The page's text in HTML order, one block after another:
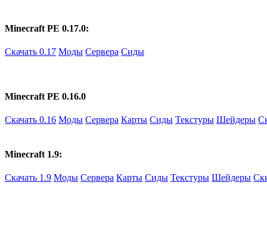
Minecraft PE 0.17.0:
Скачать 0.17 Моды Сервера Сиды
Minecraft PE 0.16.0
Скачать 0.16 Моды Сервера Карты Сиды Текстуры Шейдеры
Minecraft 1.9:
Скачать 1.9 Моды Сервера Карты Сиды Текстуры Шейдеры